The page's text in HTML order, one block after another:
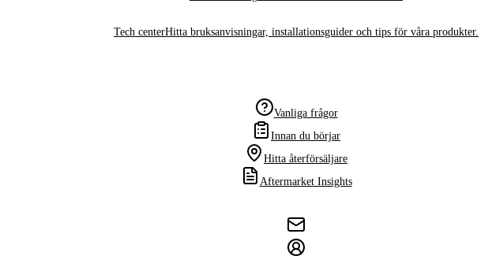
Tech centerHitta bruksanvisningar, installationsguider och tips för våra produkter.
Vanliga frågor
Innan du börjar
Hitta återförsäljare
Aftermarket Insights